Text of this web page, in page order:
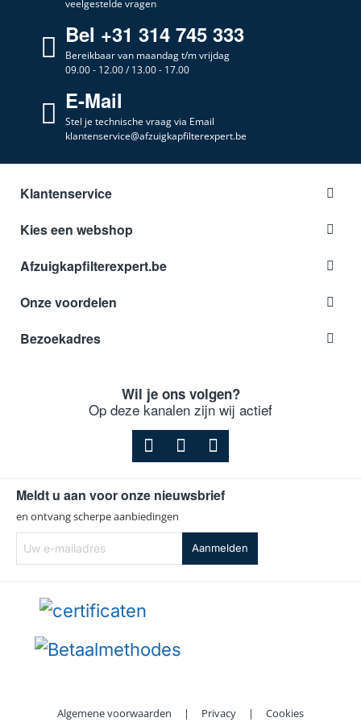
veelgestelde vragen
Bel +31 314 745 333
Bereikbaar van maandag t/m vrijdag
09.00 - 12.00 / 13.00 - 17.00
E-Mail
Stel je technische vraag via Email
klantenservice@afzuigkapfilterexpert.be
Klantenservice
Kies een webshop
Afzuigkapfilterexpert.be
Onze voordelen
Bezoekadres
Wil je ons volgen?
Op deze kanalen zijn wij actief
Meldt u aan voor onze nieuwsbrief
en ontvang scherpe aanbiedingen
e-
mailadres
Aanmelden
Algemene voorwaarden | Privacy | Cookies